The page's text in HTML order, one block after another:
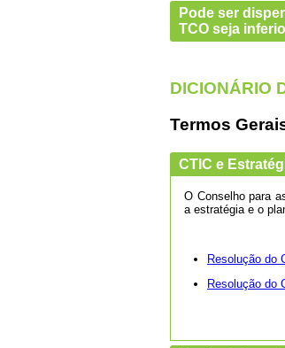
Pode ser
TCO seja
DICIONÁRIO
Termos
CTIC e
O Conselho para
a estratégia e o
Resolução do
Resolução do